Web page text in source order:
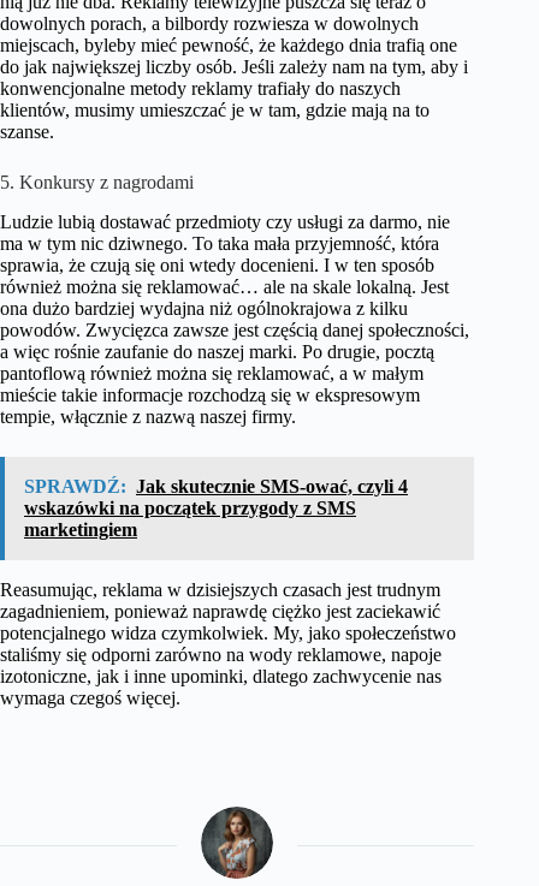
dowolnych porach, a bilbordy rozwiesza w dowolnych
miejscach, byleby mieć pewność, że każdego dnia trafią one
do jak największej liczby osób. Jeśli zależy nam na tym, aby i
konwencjonalne metody reklamy trafiały do naszych
klientów, musimy umieszczać je w tam, gdzie mają na to
szanse.
5. Konkursy z nagrodami
Ludzie lubią dostawać przedmioty czy usługi za darmo, nie
ma w tym nic dziwnego. To taka mała przyjemność, która
sprawia, że czują się oni wtedy docenieni. I w ten sposób
również można się reklamować… ale na skale lokalną. Jest
ona dużo bardziej wydajna niż ogólnokrajowa z kilku
powodów. Zwycięzca zawsze jest częścią danej społeczności,
a więc rośnie zaufanie do naszej marki. Po drugie, pocztą
pantoflową również można się reklamować, a w małym
mieście takie informacje rozchodzą się w ekspresowym
tempie, włącznie z nazwą naszej firmy.
SPRAWDŹ: Jak skutecznie SMS-ować, czyli 4
wskazówki na początek przygody z SMS
marketingiem
Reasumując, reklama w dzisiejszych czasach jest trudnym
zagadnieniem, ponieważ naprawdę ciężko jest zaciekawić
potencjalnego widza czymkolwiek. My, jako społeczeństwo
staliśmy się odporni zarówno na wody reklamowe, napoje
izotoniczne, jak i inne upominki, dlatego zachwycenie nas
wymaga czegoś więcej.